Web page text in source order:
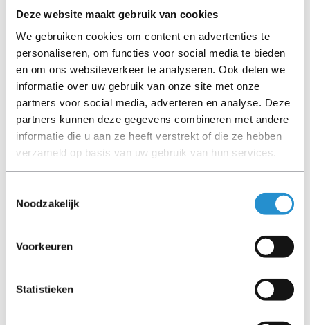
Deze website maakt gebruik van cookies
We gebruiken cookies om content en advertenties te
personaliseren, om functies voor social media te bieden
en om ons websiteverkeer te analyseren. Ook delen we
informatie over uw gebruik van onze site met onze
partners voor social media, adverteren en analyse. Deze
partners kunnen deze gegevens combineren met andere
informatie die u aan ze heeft verstrekt of die ze hebben
verzameld op basis van uw gebruik van hun services.
Noodzakelijk
Voorkeuren
Statistieken
gebaseerd op nieuwe producten.
Wanneer het artikel een 'Refurbished product' betreft is
deze door ons getest en heeft het een A-grade conditie
(tenzij anders aangegeven). Bij Refurbished artikelen zijn
kabels, software media en handleidingen niet inbegrepen
(tenzij anders aangegeven).
Let goed op de productbeschrijving en neem bij vragen
contact op met ons.
Omschrijving
garantieperiode van 90 dagen, tenzij anders
aangegeven.